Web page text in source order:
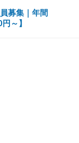
募集｜年間
～】